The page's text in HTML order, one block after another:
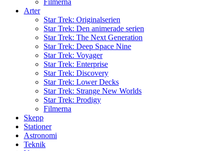
Filmerna
Arter
Star Trek: Originalserien
Star Trek: Den animerade serien
Star Trek: The Next Generation
Star Trek: Deep Space Nine
Star Trek: Voyager
Star Trek: Enterprise
Star Trek: Discovery
Star Trek: Lower Decks
Star Trek: Strange New Worlds
Star Trek: Prodigy
Filmerna
Skepp
Stationer
Astronomi
Teknik